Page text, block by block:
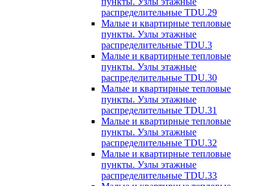
распределительные TDU.29
Малые и квартирные тепловые
пункты. Узлы этажные
распределительные TDU.3
Малые и квартирные тепловые
пункты. Узлы этажные
распределительные TDU.30
Малые и квартирные тепловые
пункты. Узлы этажные
распределительные TDU.31
Малые и квартирные тепловые
пункты. Узлы этажные
распределительные TDU.32
Малые и квартирные тепловые
пункты. Узлы этажные
распределительные TDU.33